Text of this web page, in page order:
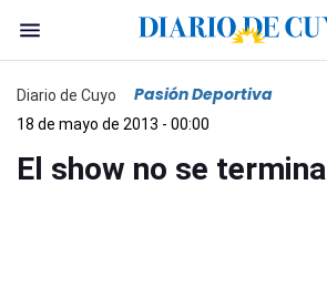
Diario de Cuyo Pasión Deportiva
18 de mayo de 2013 - 00:00
El show no se termina